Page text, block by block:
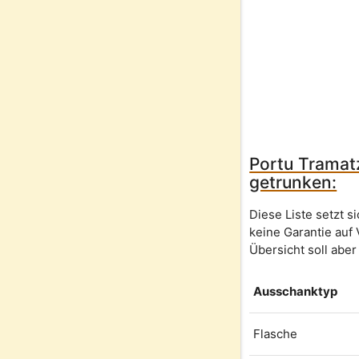
Portu
getrunken:
Diese Liste setzt
keine Garantie
Übersicht soll
Ausschanktyp
Flasche